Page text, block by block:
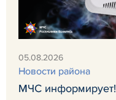
05.08.2026
Новости района
МЧС информирует!